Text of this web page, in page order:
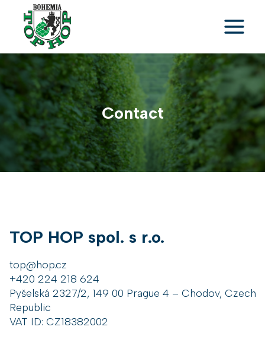
content
Contact
TOP HOP spol. s r.o.
top@hop.cz
+420 224 218 624
Pyšelská 2327/2, 149 00 Prague 4 – Chodov, Czech
Republic
VAT ID: CZ18382002